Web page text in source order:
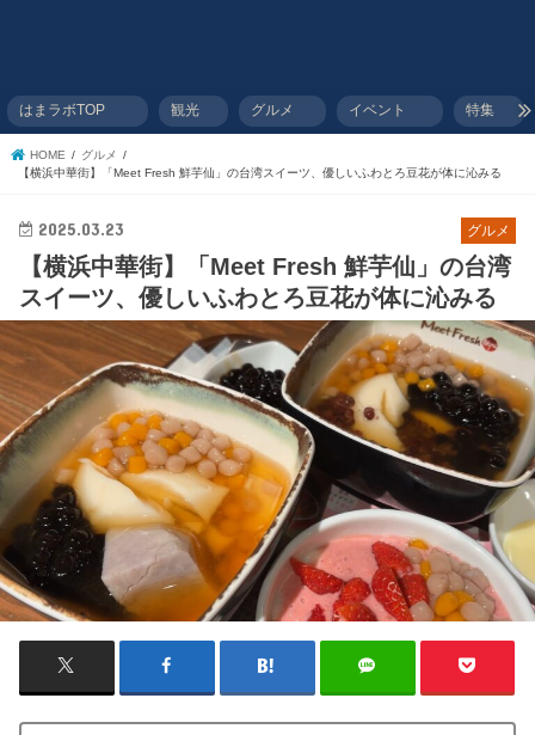
はまラボTOP 観光 グルメ イベント 特集
HOME
グルメ
【横浜中華街】「Meet Fresh 鮮芋仙」の台湾スイーツ、優しいふわとろ豆花が体に沁みる
グルメ
2025.03.23
【横浜中華街】「Meet Fresh 鮮芋仙」の台湾
スイーツ、優しいふわとろ豆花が体に沁みる